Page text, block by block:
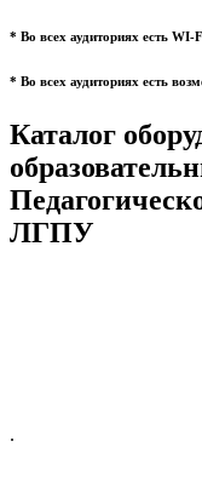
* Во всех аудиториях есть WI-
* Во всех аудиториях есть
Каталог
ЛГПУ
.